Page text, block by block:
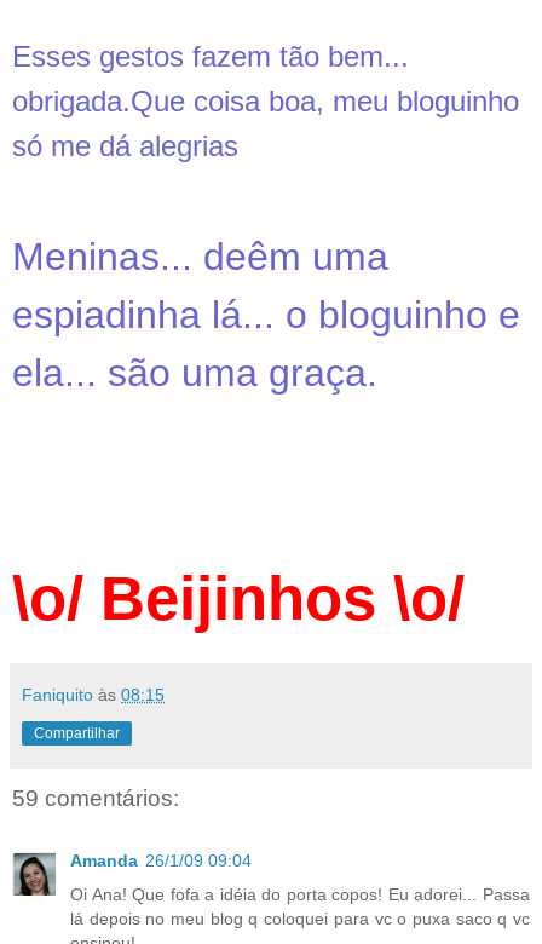
Esses gestos fazem tão bem...
obrigada.Que coisa boa, meu bloguinho
só me dá alegrias
Meninas... deêm uma
espiadinha lá... o bloguinho e
ela... são uma graça.
\o/ Beijinhos \o/
Faniquito às 08:15
Compartilhar
59 comentários:
Amanda 26/1/09 09:04
Oi Ana! Que fofa a idéia do porta copos! Eu adorei... Passa
lá depois no meu blog q coloquei para vc o puxa saco q vc